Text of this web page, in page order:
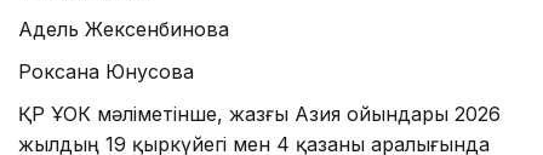
Адель Жексенбинова
Роксана Юнусова
ҚР ҰОК мәліметінше, жазғы Азия ойындары 2026
жылдың 19 қыркүйегі мен 4 қазаны аралығында